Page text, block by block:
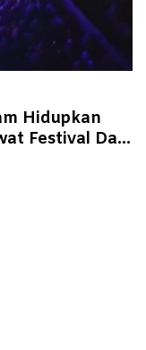
Hidupkan
Festival Daul